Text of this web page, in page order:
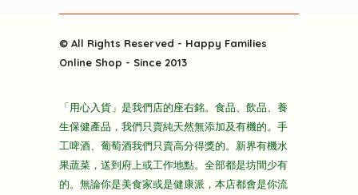
雜貨部
折上折大特價
主頁
粒粒皆辛苦
快樂電視台
送貨
隱私政策
© All Rights Reserved - Happy Families
Online Shop - Since 2013
「用心入貨」是我們店的座右銘。食品、飲品、養
生保健產品，我們只賣純天然無添加及有機的。手
工啤酒、葡萄酒我們只賣高分得獎的。新界有機水
果蔬菜，送到府上或工作地點。全部都是坊間少有
的。無論你是美食家或是健康派，本店都會是你流